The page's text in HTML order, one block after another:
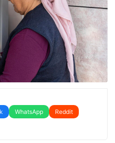
WhatsApp
Reddit